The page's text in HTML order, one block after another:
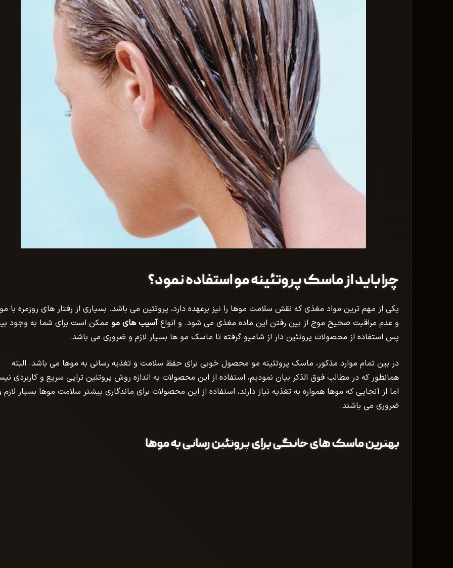
چرا باید از ماسک پروتئینه مو استفاده نمود؟
یکی از مهم ترین مواد مغذی که نقش سلامت موها را نیز برعهده دارد، پروتئین می باشد. بسیاری از رفتار های روزمره با
و عدم مراقبت صحیح موج از بین رفتن این ماده مغذی می شود. و انواعآسیب های مو ممکن است برای شما به وجود
پس استفاده از محصولات پروتئین دار از شامپو گرفته تا ماسک مو ها بسیار لازم و ضروری می باشد.
در بین تمام موارد مذکور، ماسک پروتئینه مو محصول خوبی برای حفظ سلامت و تغذیه رسانی به موها می باشد. البته
همانطور که در مطالب فوق الذکر بیان نمودیم، استفاده از این محصولات به اندازه روش پروتئین تراپی سریع و کاربردی
اما از آنجایی که موها همواره به تغذیه نیاز دارند، استفاده از این محصولات برای ماندگاری بیشتر سلامت موها بسیار لازم
ضروری می باشند.
بهترین ماسک های خانگی برای پروتئین رسانی به موها